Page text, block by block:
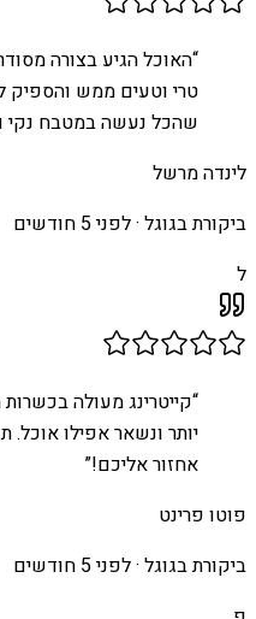
“האוכל הגיע בצורה
טרי וטעים ממש והספיק
שהכל נעשה במטבח נקי
לינדה מרשל
ביקורת בגוגל ·לפני 5 חודשים
ל
“קייטרינג מעולה
יותר ונשאר אפילו אוכל.
אחזור אליכם!”
פוטו פרינט
ביקורת בגוגל ·לפני 5 חודשים